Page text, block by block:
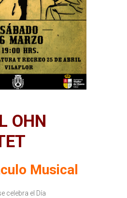
OHN
Musical
celebra el Día